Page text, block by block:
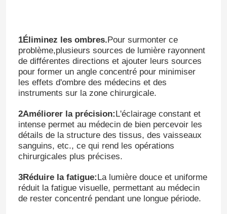
1Éliminez les ombres.Pour surmonter ce
problème,plusieurs sources de lumière rayonnent
de différentes directions et ajouter leurs sources
pour former un angle concentré pour minimiser
les effets d'ombre des médecins et des
instruments sur la zone chirurgicale.
2Améliorer la précision:L'éclairage constant et
intense permet au médecin de bien percevoir les
détails de la structure des tissus, des vaisseaux
sanguins, etc., ce qui rend les opérations
chirurgicales plus précises.
3Réduire la fatigue:La lumière douce et uniforme
réduit la fatigue visuelle, permettant au médecin
de rester concentré pendant une longue période.